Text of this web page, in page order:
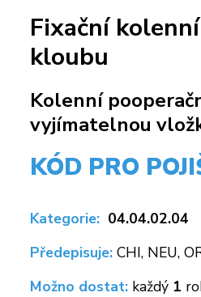
Fixační
kloubu
Kolenní
vyjímatelnou
KÓD PRO
Kategorie: 04.04.02.04
Předepisuje: CHI, NEU,
Možno dostat: každý 1